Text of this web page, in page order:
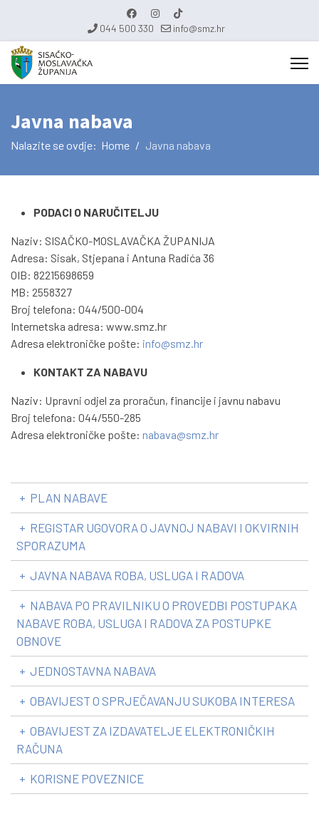
044 500 330 info@smz.hr
Javna nabava
Nalazite se ovdje: Home Javna nabava
PODACI O NARUČITELJU
Naziv: SISAČKO-MOSLAVAČKA ŽUPANIJA
Adresa: Sisak, Stjepana i Antuna Radića 36
OIB: 82215698659
MB: 2558327
Broj telefona: 044/500-004
Internetska adresa: www.smz.hr
Adresa elektroničke pošte: info@smz.hr
KONTAKT ZA NABAVU
Naziv: Upravni odjel za proračun, financije i javnu nabavu
Broj telefona: 044/550-285
Adresa elektroničke pošte: nabava@smz.hr
+ PLAN NABAVE
+ REGISTAR UGOVORA O JAVNOJ NABAVI I OKVIRNIH
SPORAZUMA
+ JAVNA NABAVA ROBA, USLUGA I RADOVA
+ NABAVA PO PRAVILNIKU O PROVEDBI POSTUPAKA
NABAVE ROBA, USLUGA I RADOVA ZA POSTUPKE
OBNOVE
+ JEDNOSTAVNA NABAVA
+ OBAVIJEST O SPRJEČAVANJU SUKOBA INTERESA
+ OBAVIJEST ZA IZDAVATELJE ELEKTRONIČKIH
RAČUNA
+ KORISNE POVEZNICE